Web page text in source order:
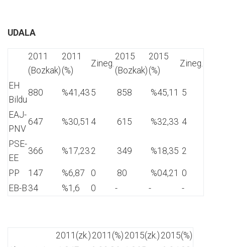
UDALA
2011
(Bozkak)
2011
(%)
Zineg.
2015
(Bozkak)
2015
(%)
Zineg.
EH
Bildu
880 %41,43 5 858 %45,11 5
EAJ-
PNV
647 %30,51 4 615 %32,33 4
PSE-
EE
366 %17,23 2 349 %18,35 2
PP 147 %6,87 0 80 %04,21 0
EB-B 34 %1,6 0 - - -
2011(zk.) 2011(%) 2015(zk.) 2015(%)